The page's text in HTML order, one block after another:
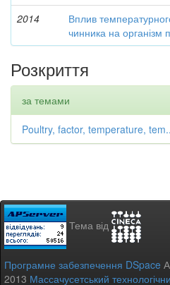
2014
Вплив
чинника на організм
Розкриття
за темами
Poultry, factor, temperature,
Тема від
Програмне забезпечення DSpace
2013 Массачусетський